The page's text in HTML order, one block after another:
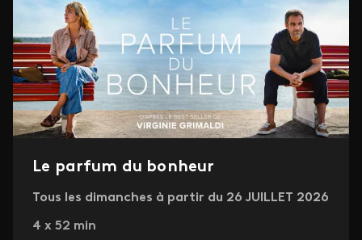
Le parfum du bonheur
Tous les dimanches à partir du 26 JUILLET 2026
4 x 52 min